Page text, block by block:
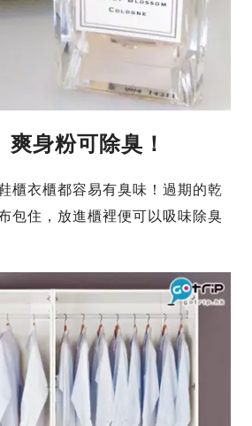
爽身粉可除臭！
櫃衣櫃都容易有臭味！過期的乾
包住，放進櫃裡便可以吸味除臭